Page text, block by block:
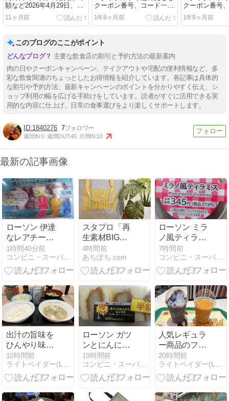
額など2026年4月29日、焼
肉やファミレスチェーン店
のキャンペーンまとめ
11ヶ月前
クーポン番号、コード一覧
（2025年1月24日～1月30
日）チョコパイシリーズ、
エバンゲリオンバーガーな
1年8ヶ月前
クーポン番号
（2024年12月
年1月2日）グ
フシチューパ
1年9ヶ月前
このブログのここがポイント
主要な飲食店の割引と予約方法の最新案内
肉の日やクーポンキャンペーン、テイクアウトや宅配の便利情報など、多
彩な飲食関連のちょっとしたお得情報を紹介しています。各記事は具体的
な割引や予約方法、最新キャンペーンのポイントを分かりやすく伝え、シ
ョップ利用の幅を広げる手助けをしています。読者がすぐに活用できる実
用的な内容に仕上げ、日常の食事選びをより楽しくサポートします。
1840276 7
週間IN:0 週間OUT:45 月間IN:10
最新の記事画像
ローソン 伊達
なレアチーズ
ケーキ（蔵王
クリームチー
ズ使用）
1時間40分前
コンビニ・スーパー・外食日記
スタプロ「再
生素材BIGバ
ッグ」は550
円でたっぷり
入る大容量バ
や旅行に便利
◎
4時間前
あちぽち.com
ローソン ミラ
ノ風ティラミ
ス
7時間前
コンビニ・スーパー・外食日記
出汁の旨味を
ひんやり味わ
う 松屋 冷や汁
野菜セット・
ミニ冷やしう
レモンサワー
10時間前
ライトベイダー(Lightvader)のグルメ日記
ローソン ガツ
ンとにんに
く！ヒレカツ
BOX
19時間前
コンビニ・スーパー・外食日記
人気レギュラ
ー商品のフラ
ッペ＆スムー
ジーが初のリ
ニューアル マ
ッキー&クリ
20時間前
ライトベイダー(Lightvader)のグルメ日記